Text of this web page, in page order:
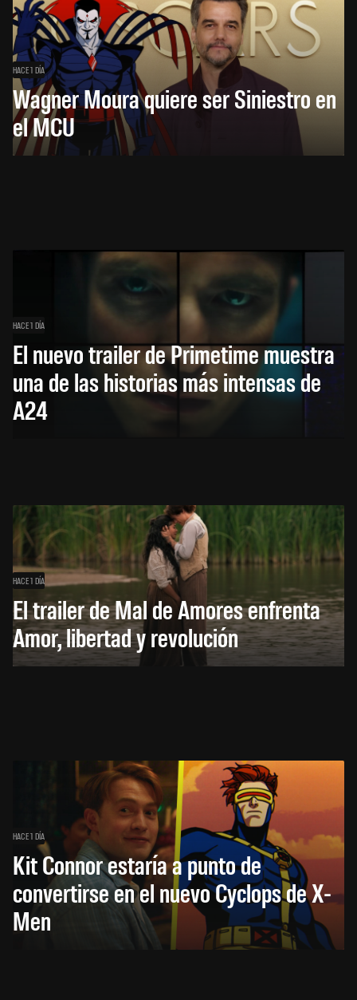
HACE 1 DÍA
Wagner Moura quiere ser Siniestro en
el MCU
HACE 1 DÍA
El nuevo trailer de Primetime muestra
una de las historias más intensas de
A24
HACE 1 DÍA
El trailer de Mal de Amores enfrenta
Amor, libertad y revolución
HACE 1 DÍA
Kit Connor estaría a punto de
convertirse en el nuevo Cyclops de X-
Men